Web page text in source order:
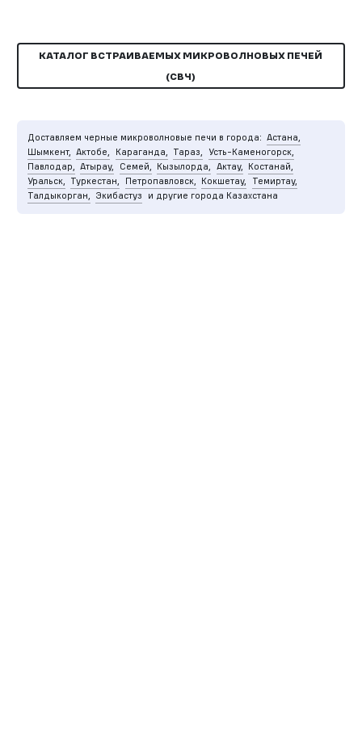
КАТАЛОГ ВСТРАИВАЕМЫХ МИКРОВОЛНОВЫХ ПЕЧЕЙ
(СВЧ)
Доставляем черные микроволновые печи в города: Астана,
Шымкент, Актобе, Караганда, Тараз, Усть-Каменогорск,
Павлодар, Атырау, Семей, Кызылорда, Актау, Костанай,
Уральск, Туркестан, Петропавловск, Кокшетау,
Темиртау,
Талдыкорган, Экибастуз и другие города Казахстана